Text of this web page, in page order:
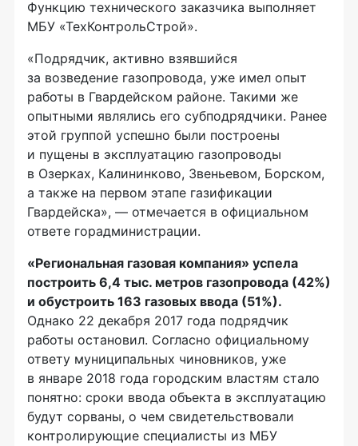
Функцию технического заказчика выполняет
МБУ «ТехКонтрольСтрой».
«Подрядчик, активно взявшийся
за возведение газопровода, уже имел опыт
работы в Гвардейском районе. Такими же
опытными являлись его субподрядчики. Ранее
этой группой успешно были построены
и пущены в эксплуатацию газопроводы
в Озерках, Калининково, Звеньевом, Борском,
а также на первом этапе газификации
Гвардейска», — отмечается в официальном
ответе горадминистрации.
«Региональная газовая компания» успела
построить 6,4 тыс. метров газопровода (42%)
и обустроить 163 газовых ввода (51%).
Однако 22 декабря 2017 года подрядчик
работы остановил. Согласно официальному
ответу муниципальных чиновников, уже
в январе 2018 года городским властям стало
понятно: сроки ввода объекта в эксплуатацию
будут сорваны, о чем свидетельствовали
контролирующие специалисты из МБУ